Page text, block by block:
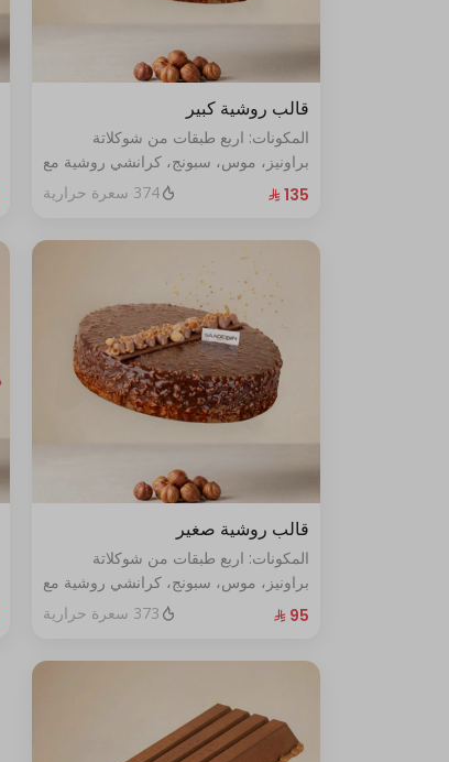
قالب روشية كبير
المكونات: اربع طبقات من شوكلاتة
براونيز، موس، سبونج، كرانشي روشية مع
البندق الحجم الحجم:كبير يكفي١٢شخص
374 سعرة حرارية
قالب روشية صغير
المكونات: اربع طبقات من شوكلاتة
براونيز، موس، سبونج، كرانشي روشية مع
البندق الحجم: صغير يكفي ٧ أشخاص373 سعرة حرارية